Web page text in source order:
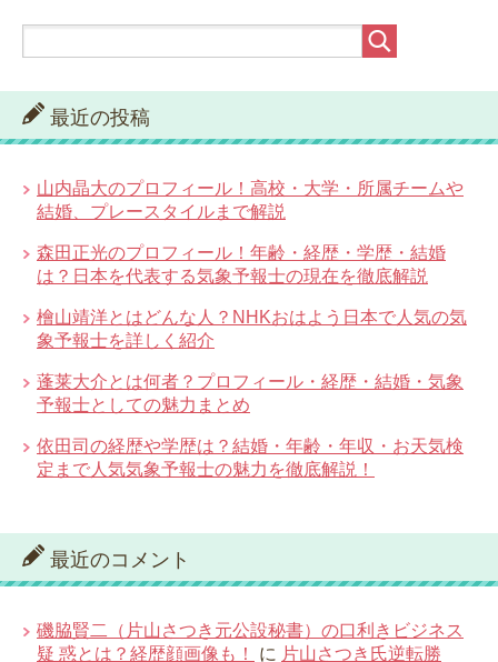
最近の投稿
山内晶大のプロフィール！高校・大学・所属チームや
結婚、プレースタイルまで解説
森田正光のプロフィール！年齢・経歴・学歴・結婚
は？日本を代表する気象予報士の現在を徹底解説
檜山靖洋とはどんな人？NHKおはよう日本で人気の気
象予報士を詳しく紹介
蓬莱大介とは何者？プロフィール・経歴・結婚・気象
予報士としての魅力まとめ
依田司の経歴や学歴は？結婚・年齢・年収・お天気検
定まで人気気象予報士の魅力を徹底解説！
最近のコメント
磯脇賢二（片山さつき元公設秘書）の口利きビジネス
疑 惑とは？経歴顔画像も！
に 片山さつき氏逆転勝